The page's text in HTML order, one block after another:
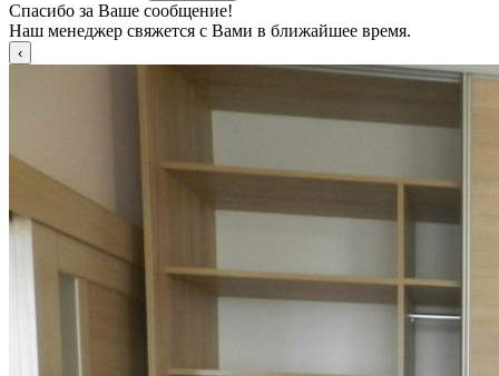
Спасибо за Ваше сообщение!
Наш менеджер свяжется с Вами в ближайшее время.